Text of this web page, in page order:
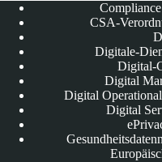
CSA-
Digitale-
Digital-
Digital
Digital
Digital